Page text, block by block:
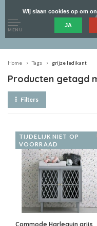
MENU
Home Tags grijze ledikant
Producten getagd
Filters
TIJDELIJK NIET OP
VOORRAAD
Commode Harlequin grijs
Wij slaan cookies op om
JA